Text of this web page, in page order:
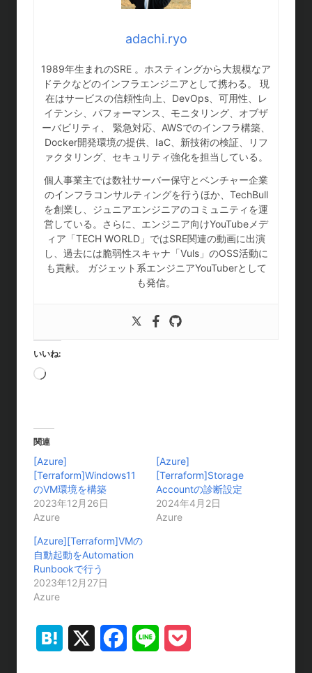
adachi.ryo
1989年生まれのSRE 。ホスティングから大規模なア
ドテクなどのインフラエンジニアとして携わる。 現
在はサービスの信頼性向上、DevOps、可用性、レ
イテンシ、パフォーマンス、モニタリング、オブザ
ーバビリティ、 緊急対応、AWSでのインフラ構築、
Docker開発環境の提供、IaC、新技術の検証、リフ
ァクタリング、セキュリティ強化を担当している。
個人事業主では数社サーバー保守とベンチャー企業
のインフラコンサルティングを行うほか、TechBull
を創業し、ジュニアエンジニアのコミュニティを運
営している。さらに、エンジニア向けYouTubeメデ
ィア「TECH WORLD」ではSRE関連の動画に出演
し、過去には脆弱性スキャナ「Vuls」のOSS活動に
も貢献。 ガジェット系エンジニアYouTuberとして
も発信。
いいね:
読
み
中
…
関連
[Azure]
[Terraform]Windows11
のVM環境を構築
2023年12月26日
Azure
[Azure]
[Terraform]Storage
Accountの診断設定
2024年4月2日
Azure
[Azure][Terraform]VMの
自動起動をAutomation
Runbookで行う
2023年12月27日
Azure